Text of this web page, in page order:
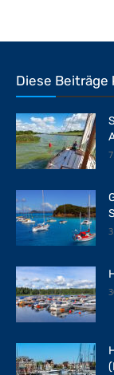
Diese